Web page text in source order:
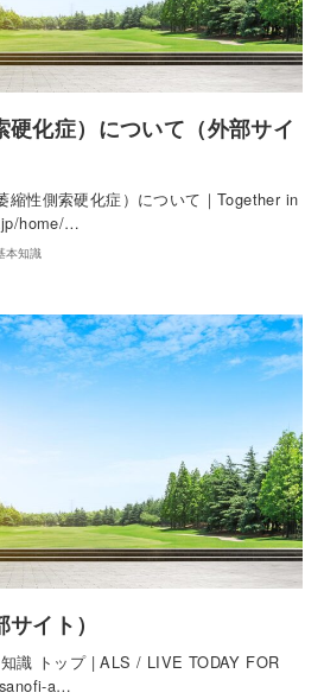
化症）について（外部サイ
縮性側索硬化症）について｜Together in
home/…
本知識
イト）
識 トップ | ALS / LIVE TODAY FOR
a…